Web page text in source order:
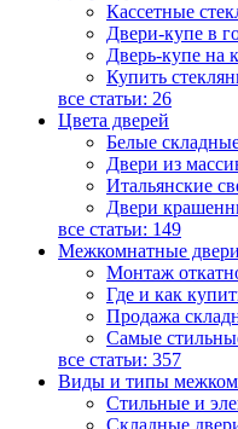
Кассетные
Двери-купе в
Дверь-купе на
Купить
все статьи: 26
Цвета дверей
Белые
Двери из
Итальянские
Двери
все статьи: 149
Межкомнатные
Монтаж
Где и как
Продажа
Самые
все статьи: 357
Виды и типы
Стильные и
Складные